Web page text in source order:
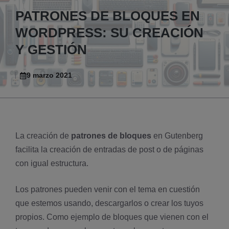
PATRONES DE BLOQUES EN
WORDPRESS: SU CREACIÓN
Y GESTIÓN
9 marzo 2021
La creación de patrones de bloques en Gutenberg
facilita la creación de entradas de post o de páginas
con igual estructura.
Los patrones pueden venir con el tema en cuestión
que estemos usando, descargarlos o crear los tuyos
propios. Como ejemplo de bloques que vienen con el